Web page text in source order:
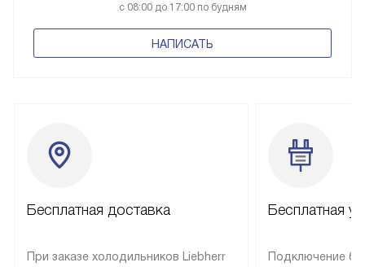
с 08:00 до 17:00 по будням
НАПИСАТЬ
Бесплатная доставка
При заказе холодильников Liebherr
Бесплатная
Подключение